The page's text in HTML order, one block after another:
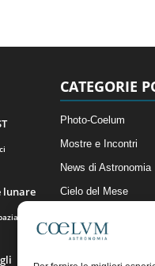
lunare
CATEGORIE
Photo-Coelum
Mostre e Incontri
News di Astronomia
Cielo del Mese
Articoli e Risorse On-
Il Blog della